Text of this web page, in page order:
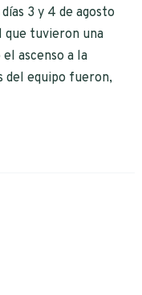
3 y 4 de agosto
que tuvieron una
ascenso a la
del equipo fueron,